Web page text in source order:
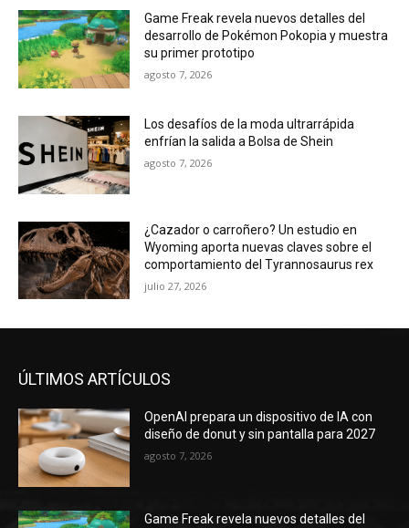
Game Freak revela nuevos detalles del
desarrollo de Pokémon Pokopia y muestra
su primer prototipo
agosto 7, 2026
Los desafíos de la moda ultrarrápida
enfrían la salida a Bolsa de Shein
agosto 7, 2026
¿Cazador o carroñero? Un estudio en
Wyoming aporta nuevas claves sobre el
comportamiento del Tyrannosaurus rex
julio 27, 2026
ÚLTIMOS ARTÍCULOS
OpenAI prepara un dispositivo de IA con
diseño de donut y sin pantalla para 2027
agosto 7, 2026
Game Freak revela nuevos detalles del